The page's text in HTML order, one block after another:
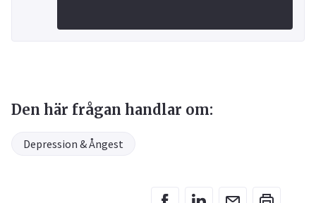
Den här frågan handlar om:
Depression & Ångest